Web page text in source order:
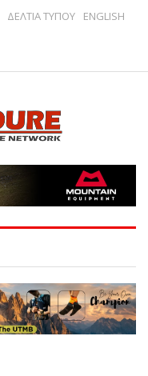
ΔΕΛΤΙΑ ΤΥΠΟΥ ENGLISH